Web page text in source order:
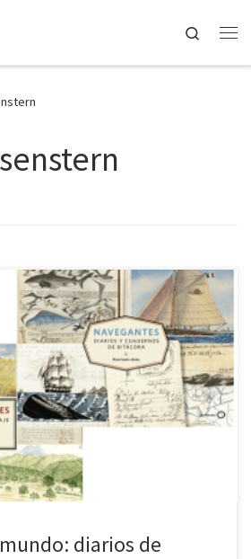
Search
descubrimiento del mundo» se podría
Después de mostrarnos los
lugares de África, Asia y América en la
y Kari Herbert Exploradores: Cuadernos
de 2016, ver booktrail), GeoPlaneta
diarios de